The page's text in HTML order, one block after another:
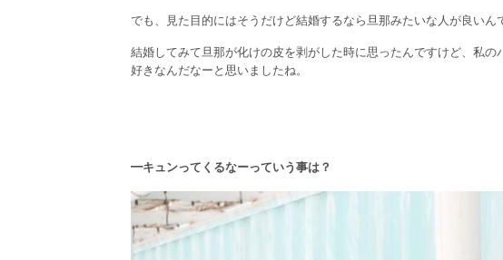
でも、見た目的にはそうだけど結婚するなら旦那みたいな人が良いん
結婚してみて旦那が化けの皮を剥がした時に思ったんですけど、私
好きなんだなーと思いましたね。
━キュンってくるなーっていう事は？